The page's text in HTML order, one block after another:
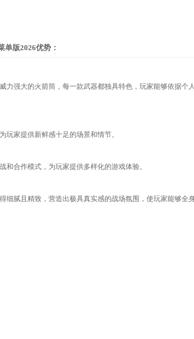
单版2026优势：
力强大的火箭筒，每一款武器都独具特色，玩家能够依据个
玩家提供新鲜感十足的场景和情节。
和合作模式，为玩家提供多样化的游戏体验。
细腻且精致，营造出极具真实感的战场氛围，使玩家能够全